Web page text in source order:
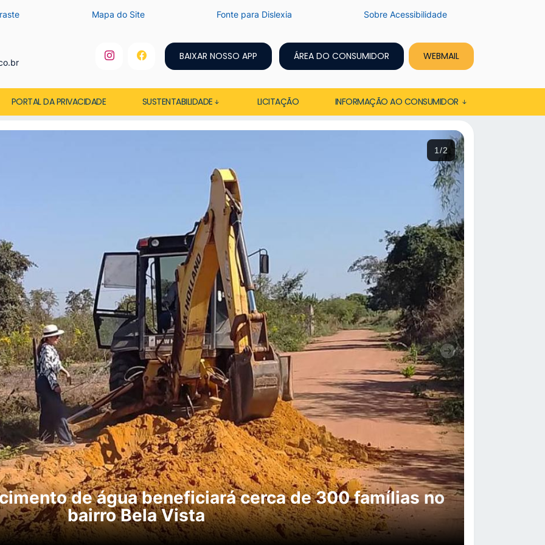
Mapa do Site Fonte para Dislexia Sobre Acessibilidade
BAIXAR NOSSO APP ÁREA DO CONSUMIDOR WEBMAIL
PORTAL DA PRIVACIDADE SUSTENTABILIDADE LICITAÇÃO INFORMAÇÃO AO CONSUMIDOR
2/2
para aperfeiçoar manejo de resíduos e apoiar
catadores
Próxima